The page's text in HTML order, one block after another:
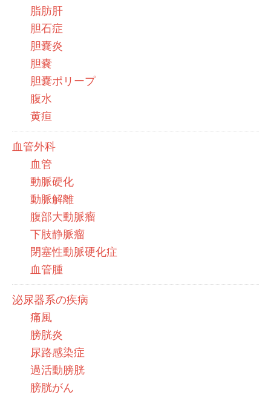
脂肪肝
胆石症
胆嚢炎
胆嚢
胆嚢ポリープ
腹水
黄疸
血管外科
血管
動脈硬化
動脈解離
腹部大動脈瘤
下肢静脈瘤
閉塞性動脈硬化症
血管腫
泌尿器系の疾病
痛風
膀胱炎
尿路感染症
過活動膀胱
膀胱がん